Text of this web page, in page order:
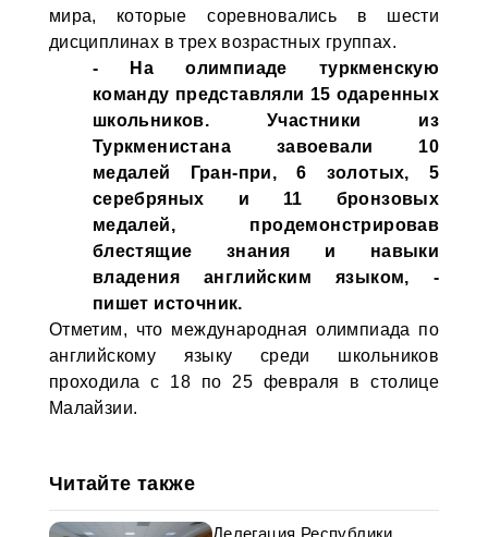
мира, которые соревновались в шести
дисциплинах в трех возрастных группах.
- На олимпиаде туркменскую
команду представляли 15 одаренных
школьников. Участники из
Туркменистана завоевали 10
медалей Гран-при, 6 золотых, 5
серебряных и 11 бронзовых
медалей, продемонстрировав
блестящие знания и навыки
владения английским языком, -
пишет источник.
Отметим, что международная олимпиада по
английскому языку среди школьников
проходила с 18 по 25 февраля в столице
Малайзии.
Читайте также
Делегация Республики